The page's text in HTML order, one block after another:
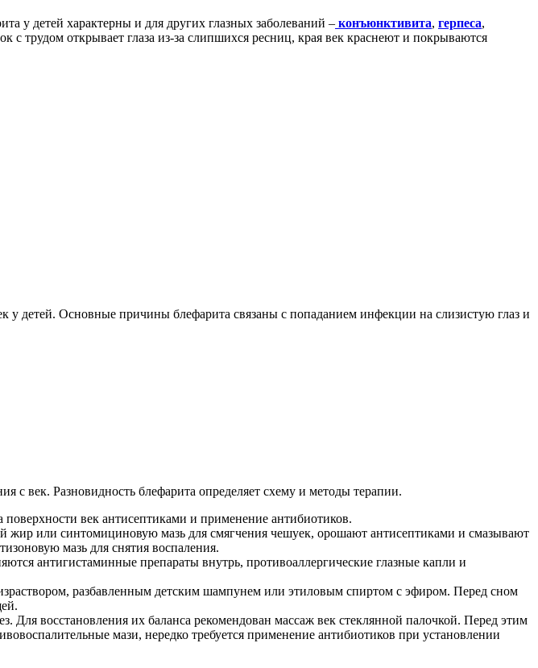
у детей характерны и для других глазных заболеваний – конъюнктивита, герпеса,
с трудом открывает глаза из-за слипшихся ресниц, края век краснеют и покрываются
у детей. Основные причины блефарита связаны с попаданием инфекции на слизистую глаз и
с век. Разновидность блефарита определяет схему и методы терапии.
век антисептиками и применение антибиотиков.
жир или синтомициновую мазь для смягчения чешуек, орошают антисептиками и смазывают
мазь для снятия воспаления.
антигистаминные препараты внутрь, противоаллергические глазные капли и
разбавленным детским шампунем или этиловым спиртом с эфиром. Перед сном
восстановления их баланса рекомендован массаж век стеклянной палочкой. Перед этим
мази, нередко требуется применение антибиотиков при установлении